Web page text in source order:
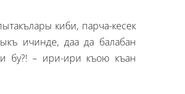
киби, парча-кесек
ичинде, даа да балабан
бу?! – ири-ири къою къан